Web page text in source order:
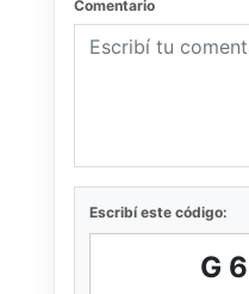
Comentario
Escribí este código: